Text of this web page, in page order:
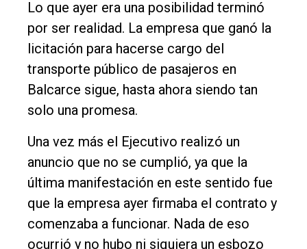
Entrevistas
Rural
Deportes
Fúnebres
Edición
Nosotros
Contacto
Lo que ayer era una posibilidad terminó
por ser realidad. La empresa que ganó la
licitación para hacerse cargo del
transporte público de pasajeros en
Balcarce sigue, hasta ahora siendo tan
solo una promesa.
Una vez más el Ejecutivo realizó un
anuncio que no se cumplió, ya que la
última manifestación en este sentido fue
que la empresa ayer firmaba el contrato y
comenzaba a funcionar. Nada de eso
ocurrió y no hubo ni siquiera un esbozo